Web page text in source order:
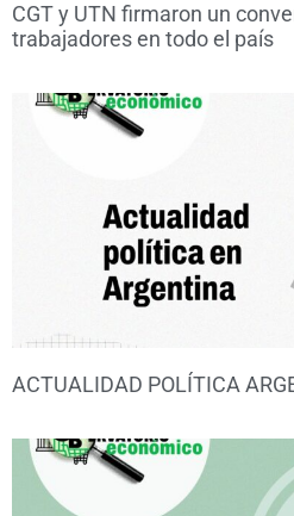
CGT y UTN firmaron un
trabajadores en todo el país
ACTUALIDAD POLÍTICA